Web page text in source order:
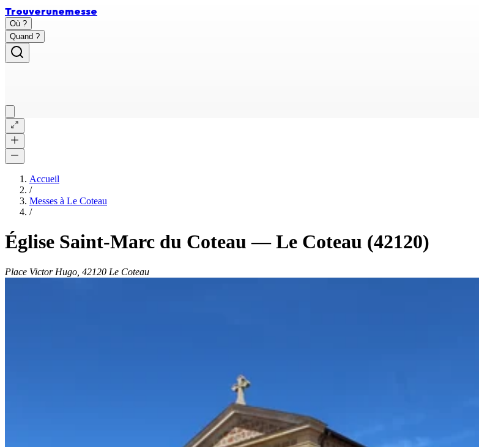
Trouverunemesse
Où ?
Quand ?
Accueil
/
Messes à Le Coteau
/
Église Saint-Marc du Coteau —Le Coteau (42120)
Place Victor Hugo, 42120 Le Coteau